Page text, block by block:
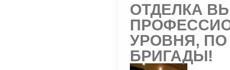
ОТДЕЛКА
УРОВНЯ,
БРИГАДЫ!